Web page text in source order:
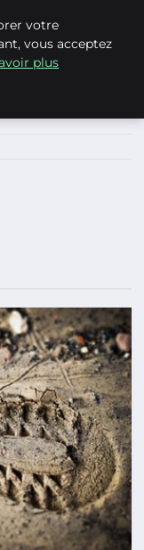
votre
vous acceptez
plus